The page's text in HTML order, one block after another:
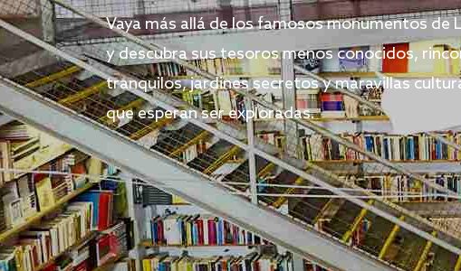
Vaya más allá de los famosos monumentos de
y descubra sus tesoros menos conocidos,
tranquilos, jardines secretos y maravillas
que esperan ser exploradas.